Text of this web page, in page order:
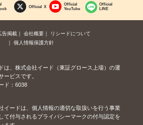
Official X
Official
YouTube
Official
LINE
告掲載 会社概要
リシードについて
個人情報保護方針
は、株式会社イード（東証グロース上場）の運
ービスです。
ド：6038
イードは、個人情報の適切な取扱いを行う事業
て付与されるプライバシーマークの付与認定を